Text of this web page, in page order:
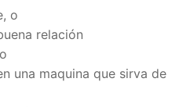
o
relación
una maquina que sirva de